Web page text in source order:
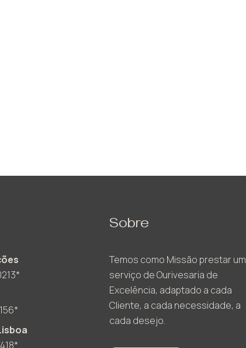
Sobre
Temos como Missão prestar um
serviço de Ourivesaria de
Excelência, adaptado a cada
Cliente, a cada necessidade, a
cada desejo.